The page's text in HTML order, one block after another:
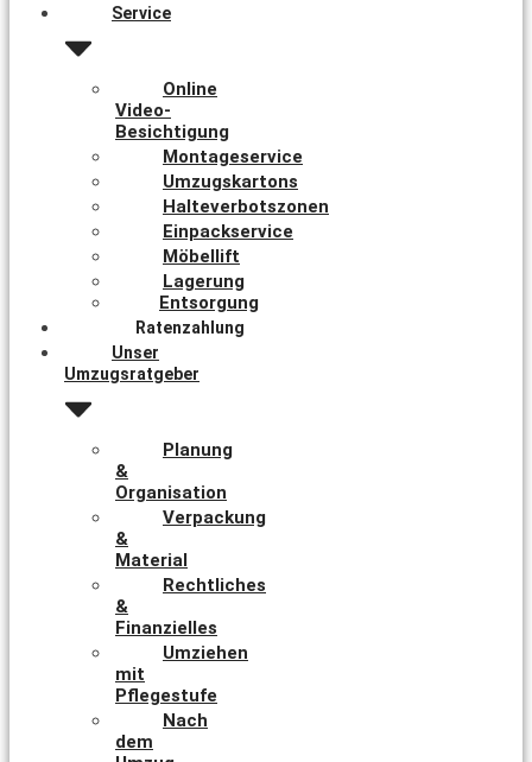
Service
Online
Video-
Besichtigung
Montageservice
Umzugskartons
Halteverbotszonen
Einpackservice
Möbellift
Lagerung
Entsorgung
Ratenzahlung
Unser
Umzugsratgeber
Planung
&
Organisation
Verpackung
&
Material
Rechtliches
&
Finanzielles
Umziehen
mit
Pflegestufe
Nach
dem